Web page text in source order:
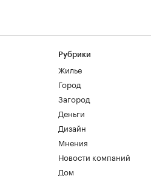
Рубрики
Жилье
Город
Загород
Деньги
Дизайн
Мнения
Новости компаний
Дом